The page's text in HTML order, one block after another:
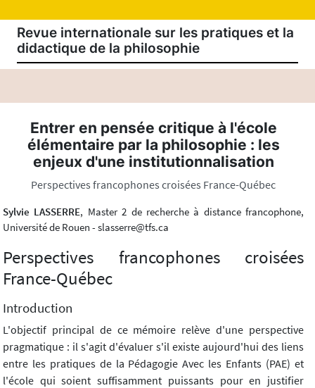
Revue internationale sur les pratiques et la
didactique de la philosophie
Entrer en pensée critique à l'école
élémentaire par la philosophie : les
enjeux d'une institutionnalisation
Perspectives francophones croisées France-Québec
Sylvie LASSERRE, Master 2 de recherche à distance francophone,
Université de Rouen - slasserre@tfs.ca
Perspectives francophones croisées
France-Québec
Introduction
L'objectif principal de ce mémoire relève d'une perspective
pragmatique : il s'agit d'évaluer s'il existe aujourd'hui des liens
entre les pratiques de la Pédagogie Avec les Enfants (PAE) et
l'école qui soient suffisamment puissants pour en justifier